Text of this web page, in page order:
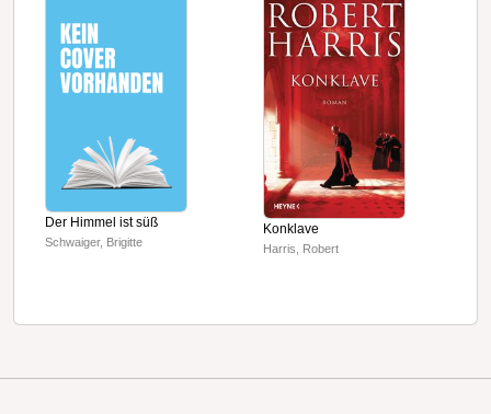
Der Himmel ist süß
Schwaiger, Brigitte
Konklave
Harris, Robert